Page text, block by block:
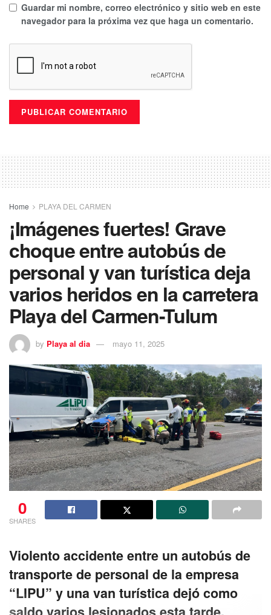
Guardar mi nombre, correo electrónico y sitio web en este
navegador para la próxima vez que haga un comentario.
Home PLAYA DEL CARMEN
¡Imágenes fuertes! Grave
choque entre autobús de
personal y van turística deja
varios heridos en la carretera
Playa del Carmen-Tulum
by Playa al dia mayo 11, 2025
0
SHARES
Violento accidente entre un autobús de
transporte de personal de la empresa
“LIPU” y una van turística dejó como